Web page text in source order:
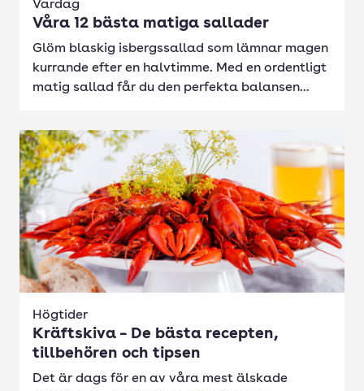
Vardag
Våra 12 bästa matiga sallader
Glöm blaskig isbergssallad som lämnar magen
kurrande efter en halvtimme. Med en ordentligt
matig sallad får du den perfekta balansen...
Högtider
Kräftskiva – De bästa recepten,
tillbehören och tipsen
Det är dags för en av våra mest älskade